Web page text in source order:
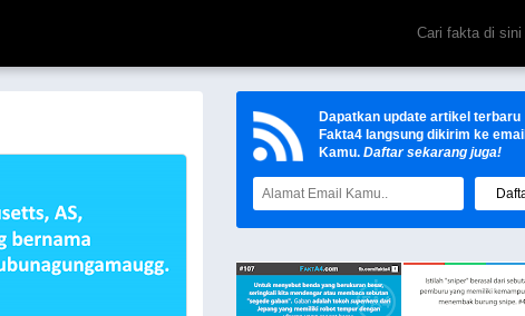
Dapatkan update artikel terbaru
Fakta4 langsung dikirim ke email
Kamu. Daftar sekarang juga!